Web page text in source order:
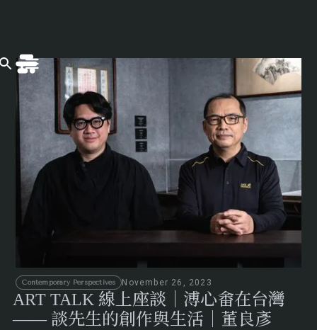
Contemporary Perspectives November 26, 2023
ART TALK 線上座談｜溥心畬在台灣
—— 談先生的創作與生活｜董良彥